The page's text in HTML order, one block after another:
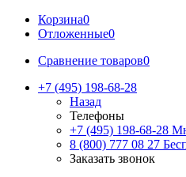
Корзина0
Отложенные0
Сравнение товаров0
+7 (495) 198-68-28
Назад
Телефоны
+7 (495) 198-68-28
8 (800) 777 08 27
Заказать звонок